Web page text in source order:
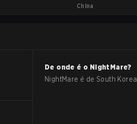
China
De onde é o NightMare?
NightMare é deSouth Korea